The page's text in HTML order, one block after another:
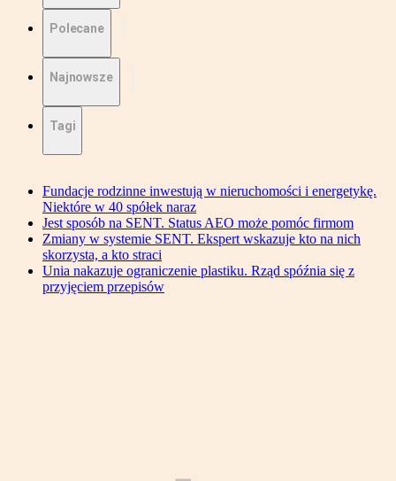
Polecane
Najnowsze
Tagi
Fundacje rodzinne inwestują w nieruchomości i energetykę.
Niektóre w 40 spółek naraz
Jest sposób na SENT. Status AEO może pomóc firmom
Zmiany w systemie SENT. Ekspert wskazuje kto na nich
skorzysta, a kto straci
Unia nakazuje ograniczenie plastiku. Rząd spóźnia się z
przyjęciem przepisów